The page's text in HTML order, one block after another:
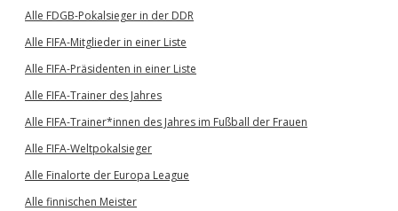
Alle FDGB-Pokalsieger in der DDR
Alle FIFA-Mitglieder in einer Liste
Alle FIFA-Präsidenten in einer Liste
Alle FIFA-Trainer des Jahres
Alle FIFA-Trainer*innen des Jahres im Fußball der Frauen
Alle FIFA-Weltpokalsieger
Alle Finalorte der Europa League
Alle finnischen Meister